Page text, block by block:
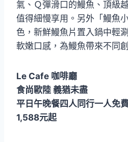
氣、Ｑ彈滑口的鰻魚、頂級
值得細慢享用。另外「鰻魚
色，新鮮鰻魚片置入鍋中輕
軟嫩口感，為鰻魚帶來不同
Le Cafe 咖啡廳
食尚歐陸 義猶未盡
平日午晚餐四人同行一人免
1,588元起